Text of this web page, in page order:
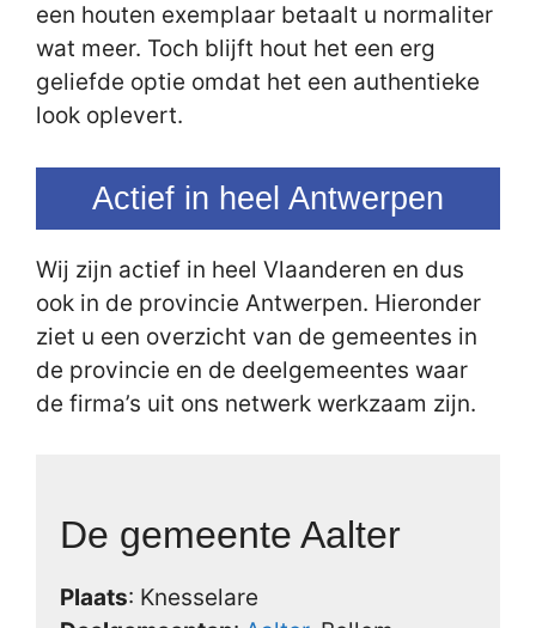
een houten exemplaar betaalt u normaliter
wat meer. Toch blijft hout het een erg
geliefde optie omdat het een authentieke
look oplevert.
Actief in heel Antwerpen
Wij zijn actief in heel Vlaanderen en dus
ook in de provincie Antwerpen. Hieronder
ziet u een overzicht van de gemeentes in
de provincie en de deelgemeentes waar
de firma’s uit ons netwerk werkzaam zijn.
De gemeente Aalter
Plaats: Knesselare